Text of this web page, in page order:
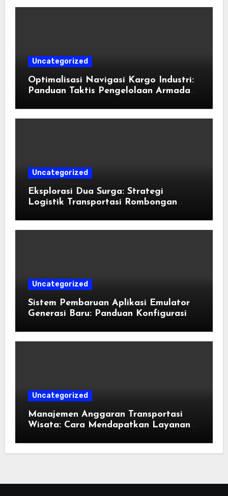
Uncategorized
Optimalisasi Navigasi Kargo Industri:
Panduan Taktis Pengelolaan Armada
Uncategorized
Eksplorasi Dua Surga: Strategi
Logistik Transportasi Rombongan
Uncategorized
Sistem Pembaruan Aplikasi Emulator
Generasi Baru: Panduan Konfigurasi
Uncategorized
Manajemen Anggaran Transportasi
Wisata: Cara Mendapatkan Layanan